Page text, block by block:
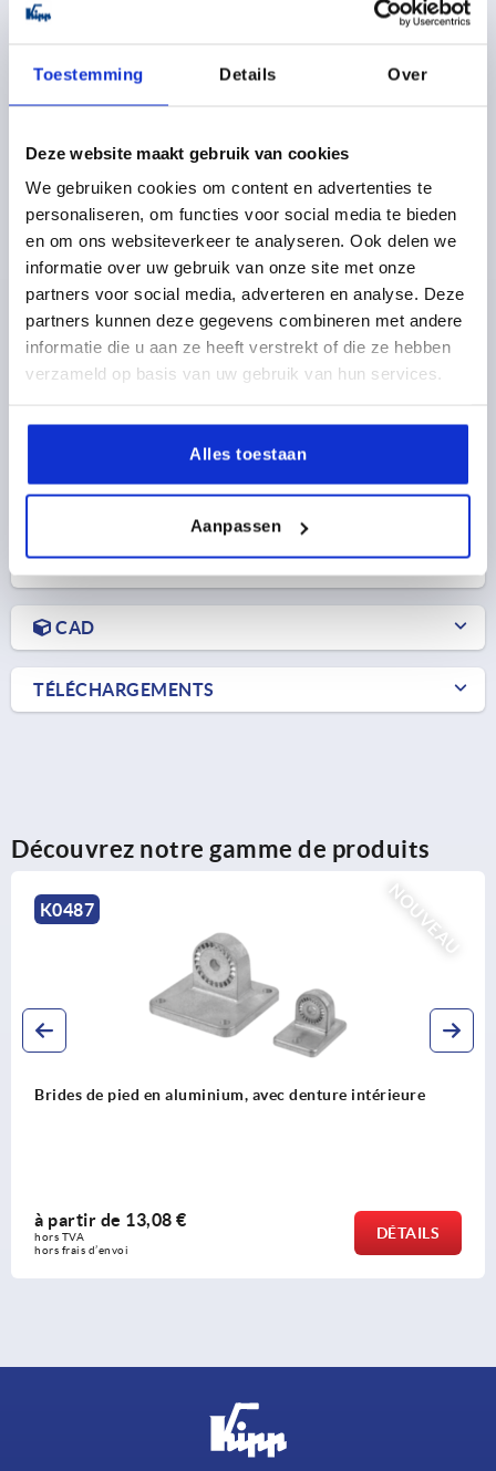
Toestemming Details Over
Deze website maakt gebruik van cookies
We gebruiken cookies om content en advertenties te
personaliseren, om functies voor social media te bieden
en om ons websiteverkeer te analyseren. Ook delen we
informatie over uw gebruik van onze site met onze
partners voor social media, adverteren en analyse. Deze
partners kunnen deze gegevens combineren met andere
informatie die u aan ze heeft verstrekt of die ze hebben
verzameld op basis van uw gebruik van hun services.
Alles toestaan
Aanpassen
BRIDE NOIX AVEC DENTURE EXTÉRIEURE POUR TUBE
ROND A=30, THERMOPLASTIQUE, COMP:ACIER
ZINGUE
DIAMÈTRE INTÉRIEUR=30 C=16,5 D=8,1 E=40
F=11
G=41,5
H=6,5 K=45 L=88 M=68 P=28,5
R=52,5
S=M8X25
T=M8-DIN 985
DÉTAILS DU PRODUIT
CAD
TÉLÉCHARGEMENTS
Découvrez notre gamme de produits
en aluminium, avec denture intérieure
€
K0489
Brides
à partir de
hors TVA
hors frais